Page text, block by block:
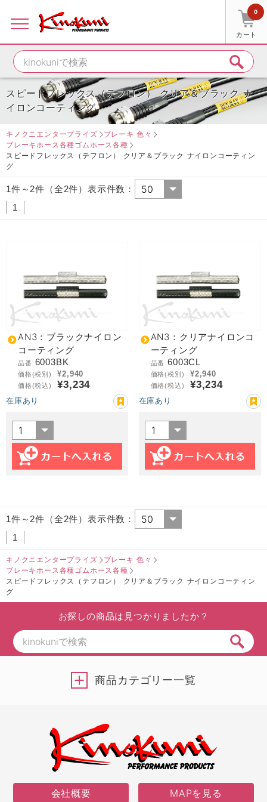
カート
0
スピードフレックス（テフロン） クリア＆ブラック ナ
イロンコーティング
キノクニエンタープライズ
ブレーキ 色々
ブレーキホース各種ゴムホース各種
スピードフレックス（テフロン） クリア＆ブラック ナイロンコーティン
グ
1件～2件（全2件）表示件数：
1
AN3：ブラックナイロン
コーティング
品番 6003BK
価格(税別) ¥2,940
価格(税込) ¥3,234
在庫あり
AN3：クリアナイロンコ
ーティング
品番 6003CL
価格(税別) ¥2,940
価格(税込) ¥3,234
在庫あり
1件～2件（全2件）表示件数：
1
キノクニエンタープライズ
ブレーキ 色々
ブレーキホース各種ゴムホース各種
スピードフレックス（テフロン） クリア＆ブラック ナイロンコーティン
グ
お探しの商品は見つかりましたか？
商品カテゴリー一覧
会社概要 MAPを見る